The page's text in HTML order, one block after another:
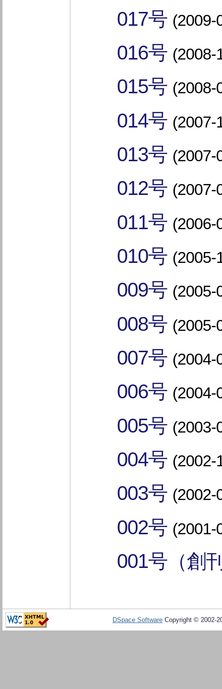
017号 (2009-
016号 (2008-
015号 (2008-
014号 (2007-
013号 (2007-
012号 (2007-
011号 (2006-
010号 (2005-
009号 (2005-
008号 (2005-
007号 (2004-
006号 (2004-
005号 (2003-
004号 (2002-
003号 (2002-
002号 (2001-
001号（創
DSpace Software Copyright © 2002-